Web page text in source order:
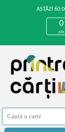
ASTĂZI
0
zile